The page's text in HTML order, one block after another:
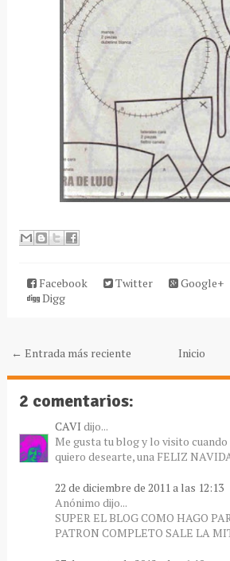
Facebook Twitter Google+
Digg
← Entrada más reciente Inicio
2 comentarios:
CAVI dijo...
Me gusta tu blog y lo visito
quiero desearte, una FELIZ
22 de diciembre de 2011 a las 12:13
Anónimo dijo...
SUPER EL BLOG COMO HAGO
PATRON COMPLETO SALE LA